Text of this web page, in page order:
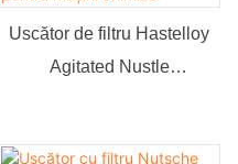
Uscător de filtru Hastelloy
Agitated Nustle